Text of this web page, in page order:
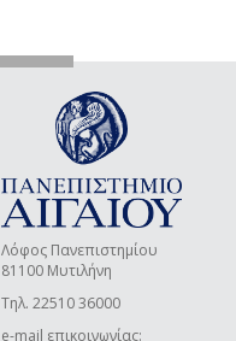
Λόφος Πανεπιστημίου
81100 Μυτιλήνη
Τηλ. 22510 36000
e-mail επικοινωνίας: